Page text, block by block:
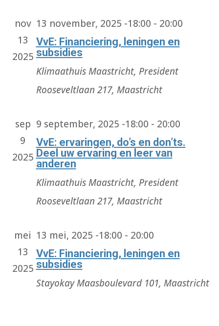
datum.
nov
13
2025
13 november, 2025 -18:00 - 20:00
VvE: Financiering, leningen en
subsidies
Klimaathuis Maastricht, President
Rooseveltlaan 217, Maastricht
sep
9
2025
9 september, 2025 -18:00 - 20:00
VvE: ervaringen, do’s en don’ts.
Deel uw ervaring en leer van
anderen
Klimaathuis Maastricht, President
Rooseveltlaan 217, Maastricht
mei
13
2025
13 mei, 2025 -18:00 - 20:00
VvE: Financiering, leningen en
subsidies
StayokayMaasboulevard 101, Maastricht